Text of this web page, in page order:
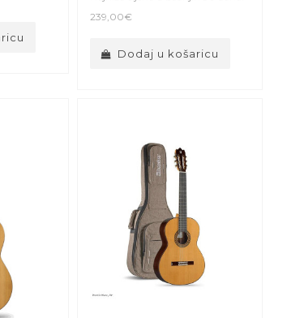
239,00€
Dodaj u košaricu